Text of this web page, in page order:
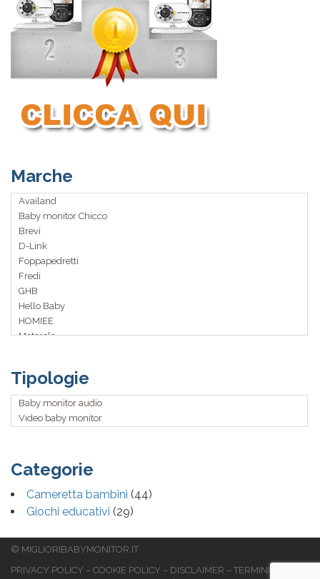
Marche
Availand
Baby monitor Chicco
Brevi
D-Link
Foppapedretti
Fredi
GHB
Hello Baby
HOMIEE
Motorola
Sunluxy
USBONLINE
Tipologie
Baby monitor audio
Video baby monitor
Categorie
Cameretta bambini (44)
Giochi educativi (29)
© MIGLIORIBABYMONITOR.IT
PRIVACY POLICY – COOKIE POLICY – DISCLAIMER – TERMINI E